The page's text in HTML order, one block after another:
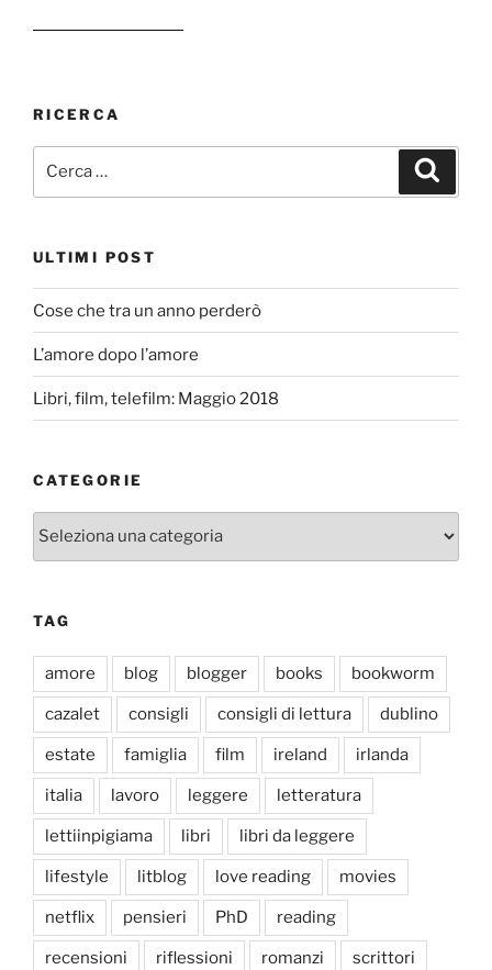
RICERCA
ULTIMI POST
Cose che tra un anno perderò
L’amore dopo l’amore
Libri, film, telefilm: Maggio 2018
CATEGORIE
Categorie
TAG
amore blog blogger books bookworm
cazalet consigli consigli di lettura dublino
estate famiglia film ireland irlanda
italia lavoro leggere letteratura
lettiinpigiama libri libri da leggere
lifestyle litblog love reading movies
netflix pensieri PhD reading
recensioni riflessioni romanzi scrittori